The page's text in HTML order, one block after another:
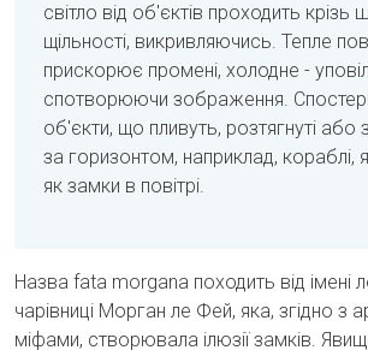
cвітло від об'єктів проходить крізь
щільності, викривляючись. Тепле
прискорює промені, холодне -
спотворюючи зображення.
об'єкти, що пливуть, розтягнуті або
за горизонтом, наприклад, кораблі,
як замки в повітрі.
Назва fata morgana походить від імені
чарівниці Морган ле Фей, яка, згідно з
міфами, створювала ілюзії замків.